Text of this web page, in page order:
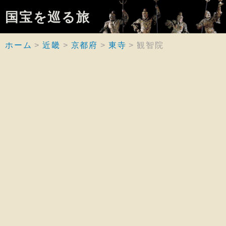
国宝を巡る旅
ホーム 近畿 京都府 東寺 観智院